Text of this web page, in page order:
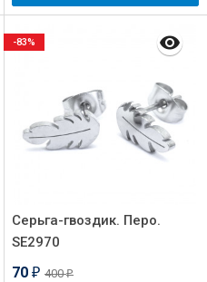
Серьга-гвоздик. Перо.
SE2970
70 ₽ 400₽
-83%